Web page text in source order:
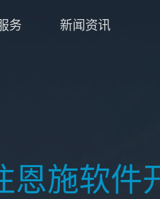
务 新闻资讯
恩施软件